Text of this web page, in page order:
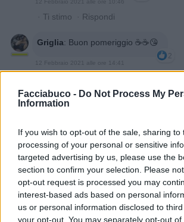
Facciabuco - Do Not Process My
Information
If you wish to opt-out of the sale, sharing to
processing of your personal or sensitive
targeted advertising by us, please use the
section to confirm your selection. Please
opt-out request is processed you may
interest-based ads based on personal
us or personal information disclosed to
your opt-out. You may separately opt-out
· Ti stimo · Rispondi
Griglia: Buon pomeriggio ☕️☕️😘
2
Guerino
Ti stimo ·
Gegia Buon pomeriggio
12 Febbraio 2021 alle ore 16:34
·Ti stimo ·Rispondi